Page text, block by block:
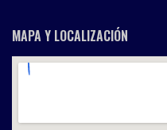
MAPA Y LOCALIZACIÓN